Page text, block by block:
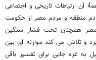
آن ارتباطات تاریخی و اجتماعی
منطقه و مردم مصر از حکومت
همچنان تحت فشار سنگین
و تلاش می کند موازنه ای بین
به غزه جایی برای تفسیر باقی